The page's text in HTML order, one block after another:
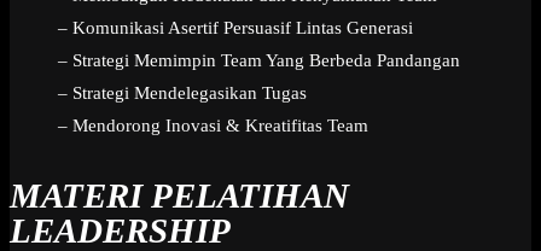
– Komunikasi Asertif Persuasif Lintas Generasi
– Strategi Memimpin Team Yang Berbeda Pandangan
– Strategi Mendelegasikan Tugas
– Mendorong Inovasi & Kreatifitas Team
MATERI PELATIHAN
LEADERSHIP